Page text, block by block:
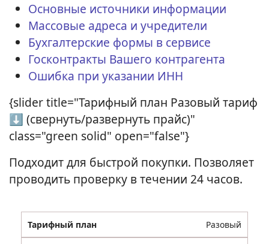
Основные источники информации
Массовые адреса и учредители
Бухгалтерские формы в сервисе
Госконтракты Вашего контрагента
Ошибка при указании ИНН
{slider title="Тарифный план Разовый тариф
⬇ (свернуть/развернуть прайс)"
class="green solid" open="false"}
Подходит для быстрой покупки. Позволяет
проводить проверку в течении 24 часов.
Разовый